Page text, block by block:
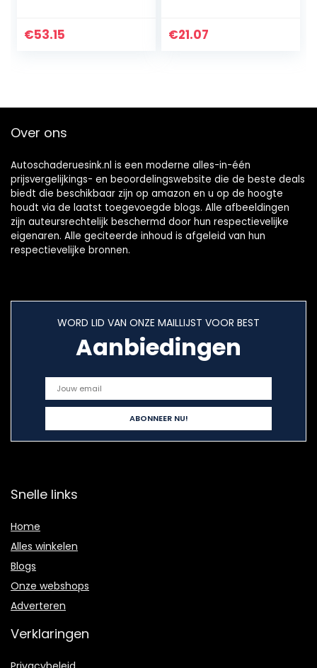
industriële
€53.15
inspectiecamera,
€21.07
Over ons
Autoschaderuesink.nl is een moderne alles-in-één
prijsvergelijkings- en beoordelingswebsite die de beste deals
biedt die beschikbaar zijn op amazon en u op de hoogte
houdt via de laatst toegevoegde blogs. Alle afbeeldingen
zijn auteursrechtelijk beschermd door hun respectievelijke
eigenaren. Alle geciteerde inhoud is afgeleid van hun
respectievelijke bronnen.
WORD LID VAN ONZE MAILLIJST VOOR BEST
Aanbiedingen
Snelle links
Home
Alles winkelen
Blogs
Onze webshops
Adverteren
Verklaringen